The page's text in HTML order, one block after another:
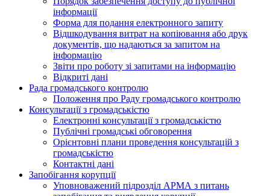
інформації
Форма для подання електронного запиту
Відшкодування витрат на копіювання або друк
документів, що надаються за запитом на
інформацію
Звіти про роботу зі запитами на інформацію
Відкриті дані
Рада громадського контролю
Положення про Раду громадського контролю
Консультації з громадськістю
Електронні консультації з громадськістю
Публічні громадські обговорення
Орієнтовні плани проведення консультацій з
громадськістю
Контактні дані
Запобігання корупції
Уповноважений підрозділ АРМА з питань